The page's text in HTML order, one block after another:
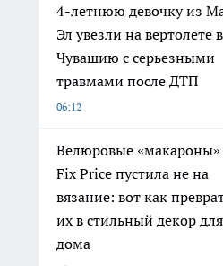
4-летнюю девочку из
Эл увезли на вертолете в
Чувашию с серьезными
травмами после ДТП
06:12
Велюровые «макароны»
Fix Price пустила не на
вязание: вот как
их в стильный декор для
дома